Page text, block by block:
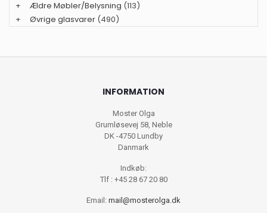
+
Ældre Møbler/Belysning (113)
+
Øvrige glasvarer (490)
INFORMATION
Moster Olga
Grumløsevej 58, Neble
DK -4750 Lundby
Danmark
Indkøb:
Tlf : +45 28 67 20 80
Email: mail@mosterolga.dk